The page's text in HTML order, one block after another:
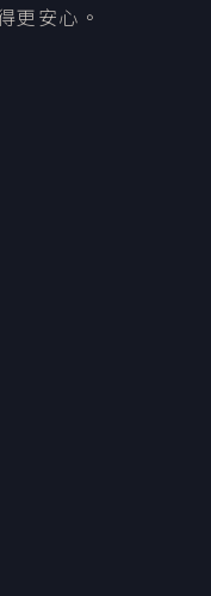
更安心。